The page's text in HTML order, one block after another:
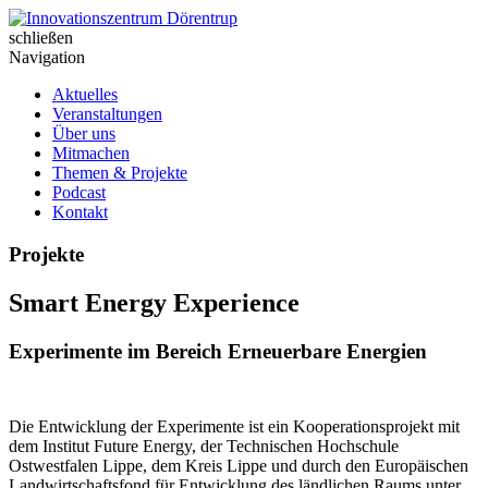
Skip
to
content
Innovationszentrum Dörentrup
schließen
Navigation
Aktuelles
Veranstaltungen
Über uns
Mitmachen
Themen & Projekte
Podcast
Kontakt
Projekte
Smart Energy Experience
Experimente im Bereich Erneuerbare Energien
Die Entwicklung der Experimente ist ein Kooperationsprojekt mit
dem Institut Future Energy, der Technischen Hochschule
Ostwestfalen Lippe, dem Kreis Lippe und durch den Europäischen